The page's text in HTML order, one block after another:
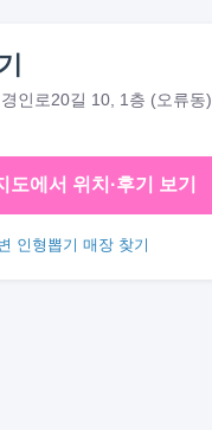
인로20길 10, 1층 (오류동)
도에서 위치·후기 보기
인형뽑기 매장 찾기